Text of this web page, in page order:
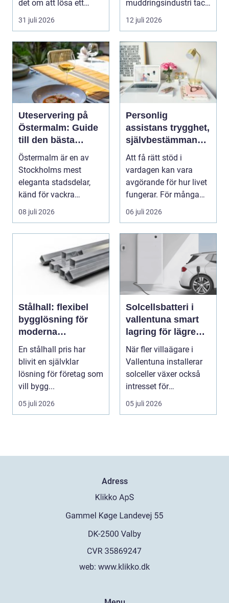
det om att lösa ett
problem snabb...
31 juli 2026
muddringsindustri tack
vare si...
12 juli 2026
Uteservering på
Östermalm: Guide
till den bästa
restaurangen på
Östermalm
Östermalm är en av
Stockholms mest
eleganta stadsdelar,
känd för vackra
kvarter,...
08 juli 2026
Personlig
assistans trygghet,
självbestämmande
och vardag på
egna villkor
Att få rätt stöd i
vardagen kan vara
avgörande för hur livet
fungerar. För många
människor med funkt...
06 juli 2026
Stålhall: flexibel
bygglösning för
moderna
verksamheter
En stålhall pris har
blivit en självklar
lösning för företag som
vill bygg...
05 juli 2026
Solcellsbatteri i
vallentuna smart
lagring för lägre
elkostnader året
runt
När fler villaägare i
Vallentuna installerar
solceller växer också
intresset för
energilagring. Ett ...
05 juli 2026
Adress
web: www.klikko.dk